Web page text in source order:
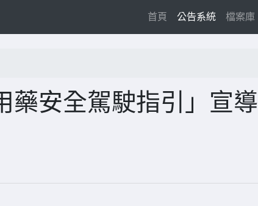
首頁 (current)
公告系統 檔案庫
藥安全駕駛指引」宣導